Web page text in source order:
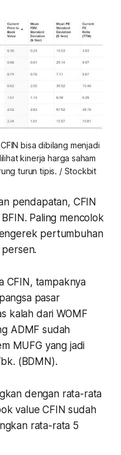
bisa dibilang menjadi
kinerja harga saham
turun tipis. / Stockbit
pendapatan, CFIN
Paling mencolok
pertumbuhan
CFIN, tampaknya
pasar
kalah dari WOMF
ADMF sudah
MUFG yang jadi
(BDMN).
dengan rata-rata
value CFIN sudah
rata-rata 5